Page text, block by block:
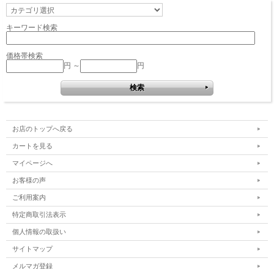
キーワード検索
価格帯検索
円 ～
円
お店のトップへ戻る
カートを見る
マイページへ
お客様の声
ご利用案内
特定商取引法表示
個人情報の取扱い
サイトマップ
メルマガ登録